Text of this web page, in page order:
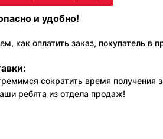
и удобно!
как оплатить заказ, покупатель в
сократить время получения
ребята из отдела продаж!